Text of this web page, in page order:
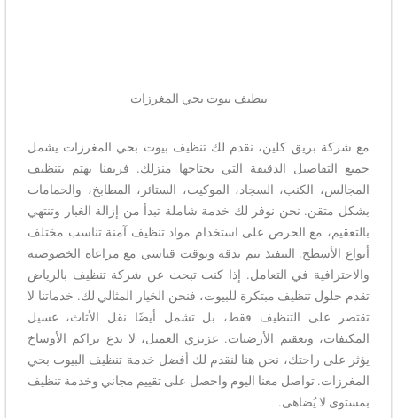
تنظيف بيوت بحي المغرزات
مع شركة بريق كلين، نقدم لك تنظيف بيوت بحي المغرزات يشمل
جميع التفاصيل الدقيقة التي يحتاجها منزلك. فريقنا يهتم بتنظيف
المجالس، الكنب، السجاد، الموكيت، الستائر، المطابخ، والحمامات
بشكل متقن. نحن نوفر لك خدمة شاملة تبدأ من إزالة الغبار وتنتهي
بالتعقيم، مع الحرص على استخدام مواد تنظيف آمنة تناسب مختلف
أنواع الأسطح. التنفيذ يتم بدقة وبوقت قياسي مع مراعاة الخصوصية
والاحترافية في التعامل. إذا كنت تبحث عن شركة تنظيف بالرياض
تقدم حلول تنظيف مبتكرة للبيوت، فنحن الخيار المثالي لك. خدماتنا لا
تقتصر على التنظيف فقط، بل تشمل أيضًا نقل الأثاث، غسيل
المكيفات، وتعقيم الأرضيات. عزيزي العميل، لا تدع تراكم الأوساخ
يؤثر على راحتك، نحن هنا لنقدم لك أفضل خدمة تنظيف البيوت بحي
المغرزات. تواصل معنا اليوم واحصل على تقييم مجاني وخدمة تنظيف
بمستوى لا يُضاهى.